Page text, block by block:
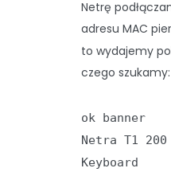
Netrę
adresu MAC
to wydajemy
czego szukamy:
ok banner
Netra T1 200
Keyboard